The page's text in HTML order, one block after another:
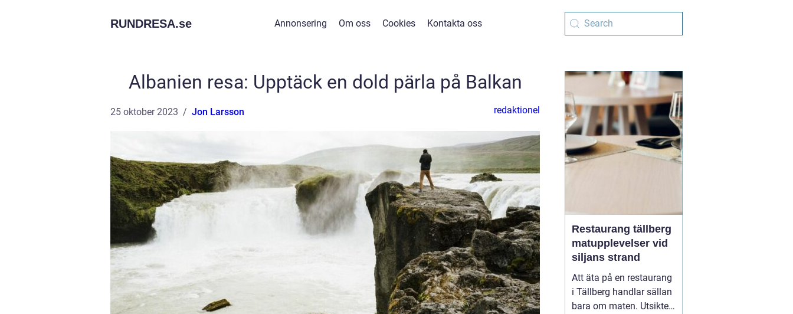
RUNDRESA.se Annonsering Om oss Cookies Kontakta oss
Albanien resa: Upptäck en dold pärla på Balkan
25 oktober 2023 Jon Larsson redaktionel
Restaurang tällberg
matupplevelser vid
siljans strand
Att äta på en restaurang
i Tällberg handlar sällan
bara om maten. Utsikten